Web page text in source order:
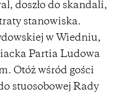
doszło do skandali,
stanowiska.
w Wiedniu,
Partia Ludowa
Otóż wśród gości
stuosobowej Rady